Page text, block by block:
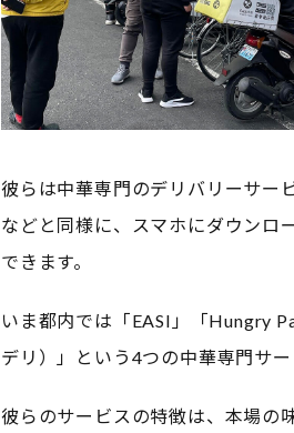
彼らは中華専門のデリバリーサー
などと同様に、スマホにダウンロ
できます。
いま都内では「EASI」「Hungry
デリ）」という4つの中華専門サー
彼らのサービスの特徴は、本場の